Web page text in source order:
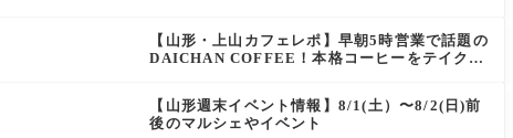
【山形・上山カフェレポ】早朝5時営業で話題の
DAICHAN COFFEE！本格コーヒーをテイクア
【山形週末イベント情報】8/1(土）〜8/2(日)前
後のマルシェやイベント